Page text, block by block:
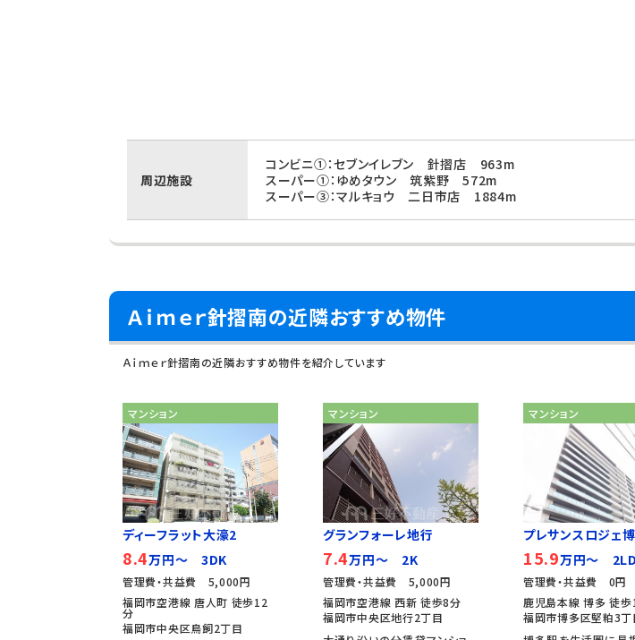
周辺施設
コンビニ①：セブンイレブン 針摺店 963m
スーパー①：ゆめタウン 筑紫野 572m
スーパー③：マルキョウ 二日市店 1884m
Ａｉｍｅｒ針摺南の近隣おすすめ物件
Ａｉｍｅｒ針摺南の近隣おすすめ物件を紹介しています
マンション
ディーフラット大濠2
8.4万円～ 3DK
管理費・共益費 5,000円
福岡市空港線 唐人町 徒歩12
分
福岡市中央区鳥飼2丁目
マンション
グランフォーレ地行
7.4万円～ 2K
管理費・共益費 5,000円
福岡市空港線 西新 徒歩8分
福岡市中央区地行2丁目
マンション
プレサンスロジェ
15.9万円～
管理費・共益費 0円
鹿児島本線 博多 徒
福岡市博多区堅粕3丁